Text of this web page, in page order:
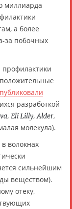
миллиарда
а более
за побочных
разработкой
, Eli Lilly,Alder,
молекула).
волокнах
сильнейшим
веществом).
отеку,